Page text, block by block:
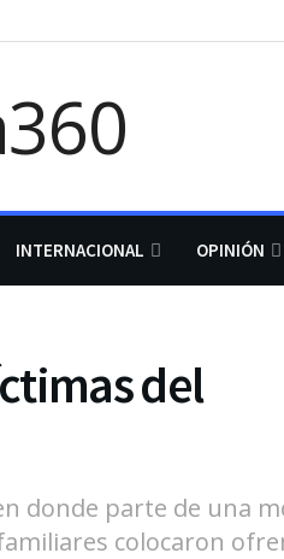
INTERNACIONAL OPINIÓN
del
donde parte de una
colocaron